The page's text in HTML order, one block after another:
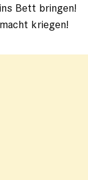
ins Bett bringen!
kriegen!